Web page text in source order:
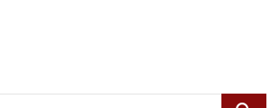
Posso